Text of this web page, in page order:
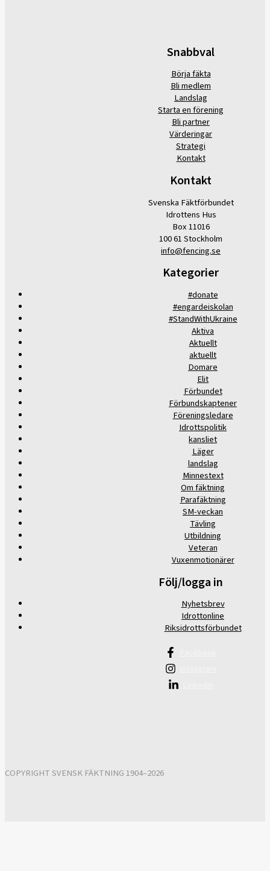
Snabbval
Börja fäkta
Bli medlem
Landslag
Starta en förening
Bli partner
Värderingar
Strategi
Kontakt
Kontakt
Svenska Fäktförbundet
Idrottens Hus
Box 11016
100 61 Stockholm
info@fencing.se
Kategorier
#donate
#engardeiskolan
#StandWithUkraine
Aktiva
Aktuellt
aktuellt
Domare
Elit
Förbundet
Förbundskaptener
Föreningsledare
Idrottspolitik
kansliet
Läger
landslag
Minnestext
Om fäktning
Parafäktning
SM-veckan
Tävling
Utbildning
Veteran
Vuxenmotionärer
Följ/logga in
Nyhetsbrev
Idrottonline
Riksidrottsförbundet
COPYRIGHT SVENSK FÄKTNING 1904–2026